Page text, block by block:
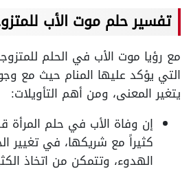
تفسير حلم موت الأب
مع رؤيا موت الأب في الحلم
التي يؤكد عليها المنام حيث مع
يتغير المعنى، ومن أهم التأويلات:
إن وفاة الأب في حلم المرأة
كثيراً مع شريكها، في تغيير
الهدوء، وتتمكن من اتخاذ